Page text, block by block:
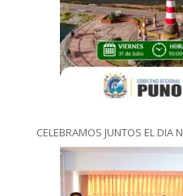
CELEBRAMOS JUNTOS EL DIA